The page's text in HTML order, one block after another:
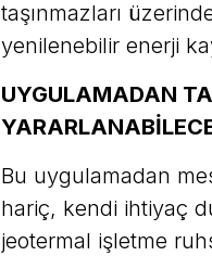
taşınmazları
yenilenebilir enerji
UYGULAMADAN
Bu uygulamadan
hariç, kendi ihtiyaç
jeotermal işletme